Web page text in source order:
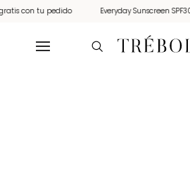
con tu pedido Everyday Sunscreen